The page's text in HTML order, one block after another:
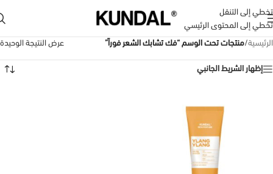
تخطي إلى التنقل
تخطي إلى المحتوى الرئيسي
الرئيسية/منتجات تحت الوسم “فك تشابك الشعر فوراً” عرض النتيجة الوحيدة
إظهار الشريط الجانبي